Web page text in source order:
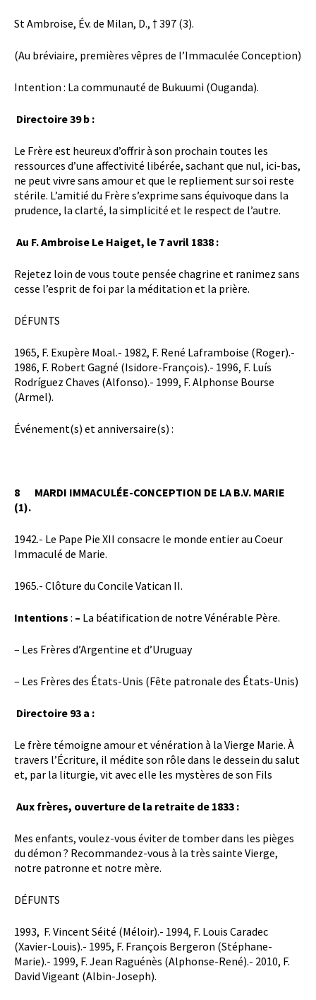
St Ambroise, Év. de Milan, D., † 397 (3).
(Au bréviaire, premières vêpres de l’Immaculée Conception)
Intention : La communauté de Bukuumi (Ouganda).
Directoire 39 b :
Le Frère est heureux d’offrir à son prochain toutes les
ressources d’une affectivité libérée, sachant que nul, ici-bas,
ne peut vivre sans amour et que le repliement sur soi reste
stérile. L’amitié du Frère s’exprime sans équivoque dans la
prudence, la clarté, la simplicité et le respect de l’autre.
Au F. Ambroise Le Haiget, le 7 avril 1838 :
Rejetez loin de vous toute pensée chagrine et ranimez sans
cesse l’esprit de foi par la méditation et la prière.
DÉFUNTS
1965, F. Exupère Moal.- 1982, F. René Laframboise (Roger).-
1986, F. Robert Gagné (Isidore-François).- 1996, F. Luís
Rodríguez Chaves (Alfonso).- 1999, F. Alphonse Bourse
(Armel).
Événement(s) et anniversaire(s) :
8 MARDI IMMACULÉE-CONCEPTION DE LA B.V. MARIE
(1).
1942.- Le Pape Pie XII consacre le monde entier au Coeur
Immaculé de Marie.
1965.- Clôture du Concile Vatican II.
Intentions : – La béatification de notre Vénérable Père.
– Les Frères d’Argentine et d’Uruguay
– Les Frères des États-Unis (Fête patronale des États-Unis)
Directoire 93 a :
Le frère témoigne amour et vénération à la Vierge Marie. À
travers l’Écriture, il médite son rôle dans le dessein du salut
et, par la liturgie, vit avec elle les mystères de son Fils
Aux frères, ouverture de la retraite de 1833 :
Mes enfants, voulez-vous éviter de tomber dans les pièges
du démon ? Recommandez-vous à la très sainte Vierge,
notre patronne et notre mère.
DÉFUNTS
1993, F. Vincent Séité (Méloir).- 1994, F. Louis Caradec
(Xavier-Louis).- 1995, F. François Bergeron (Stéphane-
Marie).- 1999, F. Jean Raguénès (Alphonse-René).- 2010, F.
David Vigeant (Albin-Joseph).